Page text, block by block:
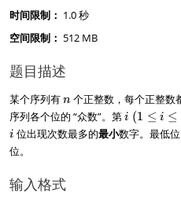
时间限制： 1.0 秒
空间限制： 512 MB
题目描述
某个序列有n
n 个正整数，每个正整数
序列各个位的 “众数”。第i~
(
1
i (1 ≤ i ≤
ii 位出现次数最多的最小数字。最低
位。
输入格式